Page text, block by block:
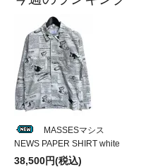
MASSESマシス
NEWS PAPER SHIRT white
38,500円(税込)